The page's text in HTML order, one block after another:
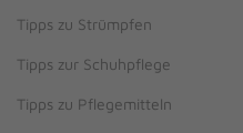
Tipps zu Strümpfen
Tipps zur Schuhpflege
Tipps zu Pflegemitteln